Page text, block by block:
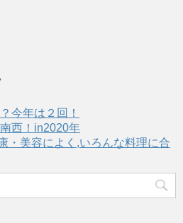
今年は２回！
西！in2020年
・美容によく,いろんな料理に合